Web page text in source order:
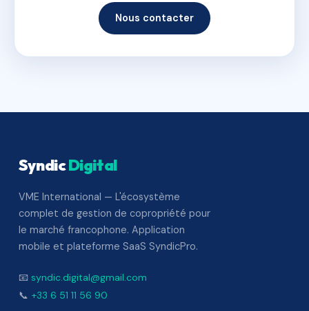
Nous contacter
SyndicDigital
VME International — L'écosystème
complet de gestion de copropriété pour
le marché francophone. Application
mobile et plateforme SaaS SyndicPro.
📧 syndic.digital@gmail.com
📞 +33 6 51 11 56 90